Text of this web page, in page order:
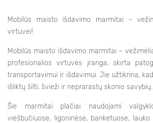
Mobilūs maisto išdavimo marmitai –
virtuvei!
Mobilūs maisto išdavimo marmitai –
profesionalios virtuvės įranga, skirta
transportavimui ir išdavimui. Jie užtikrina,
išliktų šilti, švieži ir neprarastų skonio savybių.
Šie marmitai plačiai naudojami
viešbučiuose, ligoninėse, banketuose,